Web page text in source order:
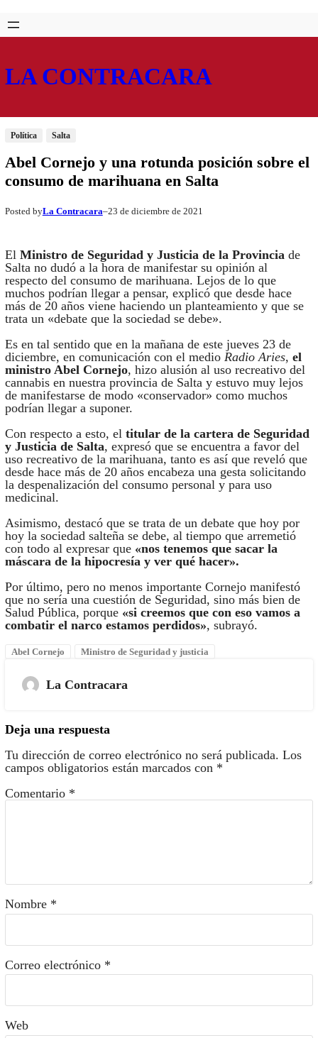
Saltar
al
Skip
to
LA CONTRACARA
Política Salta
Abel Cornejo y una rotunda posición sobre el
consumo de marihuana en Salta
Posted byLa Contracara–23 de diciembre de 2021
El Ministro de Seguridad y Justicia de la Provinciade
Salta no dudó a la hora de manifestar su opinión al
respecto del consumo de marihuana. Lejos de lo que
muchos podrían llegar a pensar, explicó que desde hace
más de 20 años viene haciendo un planteamiento y que se
trata un «debate que la sociedad se debe».
Es en tal sentido que en la mañana de este jueves 23 de
diciembre, en comunicación con el medioRadio Aries, el
ministro Abel Cornejo, hizo alusión al uso recreativo del
cannabis en nuestra provincia de Salta y estuvo muy lejos
de manifestarse de modo «conservador» como muchos
podrían llegar a suponer.
Con respecto a esto, el titular de la cartera de Seguridad
y Justicia de Salta, expresó que se encuentra a favor del
uso recreativo de la marihuana, tanto es así que reveló que
desde hace más de 20 años encabeza una gesta solicitando
la despenalización del consumo personal y para uso
medicinal.
Asimismo, destacó que se trata de un debate que hoy por
hoy la sociedad salteña se debe, al tiempo que arremetió
con todo al expresar que «nos tenemos que sacar la
máscara de la hipocresía y ver qué hacer».
Por último, pero no menos importante Cornejo manifestó
que no sería una cuestión de Seguridad, sino más bien de
Salud Pública, porque «si creemos que con eso vamos a
combatir el narco estamos perdidos», subrayó.
Abel Cornejo Ministro de Seguridad y justicia
La Contracara
Deja una respuesta
Tu dirección de correo electrónico no será publicada. Los
campos obligatorios están marcados con *
Comentario *
Nombre *
Correo electrónico *
Web